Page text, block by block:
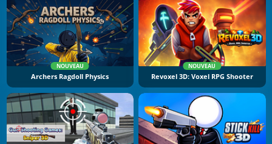
NOUVEAU
Archers Ragdoll Physics
NOUVEAU
Revoxel 3D: Voxel RPG Shooter